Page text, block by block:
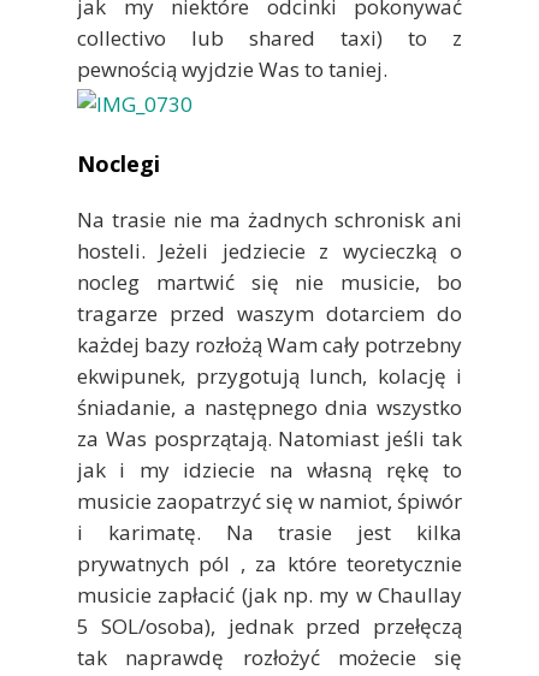
jak my niektóre odcinki pokonywać
collectivo lub shared taxi) to z
pewnością wyjdzie Was to taniej.
Noclegi
Na trasie nie ma żadnych schronisk ani
hosteli. Jeżeli jedziecie z wycieczką o
nocleg martwić się nie musicie, bo
tragarze przed waszym dotarciem do
każdej bazy rozłożą Wam cały potrzebny
ekwipunek, przygotują lunch, kolację i
śniadanie, a następnego dnia wszystko
za Was posprzątają. Natomiast jeśli tak
jak i my idziecie na własną rękę to
musicie zaopatrzyć się w namiot, śpiwór
i karimatę. Na trasie jest kilka
prywatnych pól , za które teoretycznie
musicie zapłacić (jak np. my w Chaullay
5 SOL/osoba), jednak przed przełęczą
tak naprawdę rozłożyć możecie się